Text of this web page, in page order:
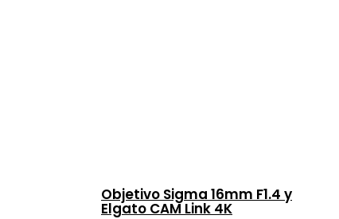
Objetivo Sigma 16mm F1.4 y
Elgato CAM Link 4K